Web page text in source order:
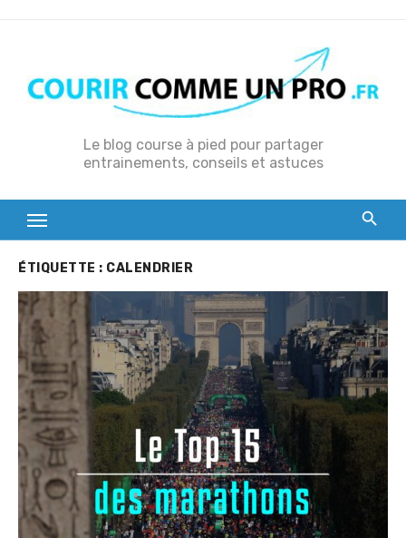
t
Le blog course à pied pour partager
entrainements, conseils et astuces
ÉTIQUETTE : CALENDRIER